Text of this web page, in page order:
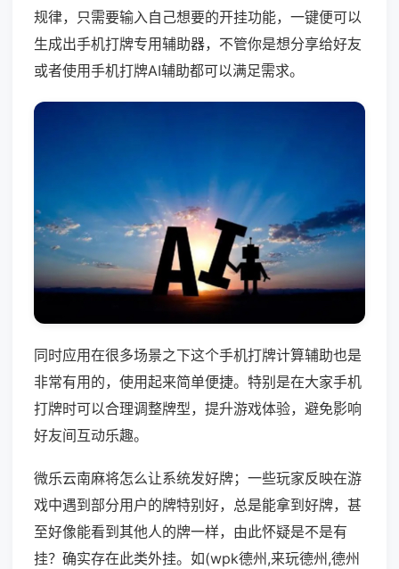
规律，只需要输入自己想要的开挂功能，一键便可以
生成出手机打牌专用辅助器，不管你是想分享给好友
或者使用手机打牌AI辅助都可以满足需求。
同时应用在很多场景之下这个手机打牌计算辅助也是
非常有用的，使用起来简单便捷。特别是在大家手机
打牌时可以合理调整牌型，提升游戏体验，避免影响
好友间互动乐趣。
微乐云南麻将怎么让系统发好牌；一些玩家反映在游
戏中遇到部分用户的牌特别好，总是能拿到好牌，甚
至好像能看到其他人的牌一样，由此怀疑是不是有
挂？确实存在此类外挂。如(wpk德州,来玩德州,德州